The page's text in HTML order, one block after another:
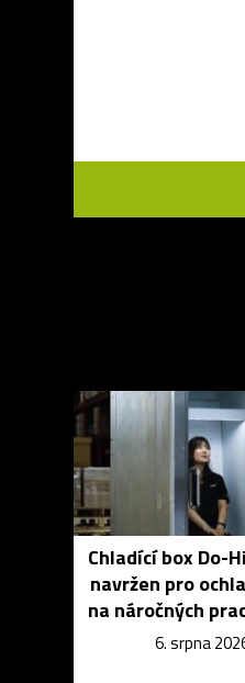
Chladící box Do-
navržen pro
na náročných
6. srpna